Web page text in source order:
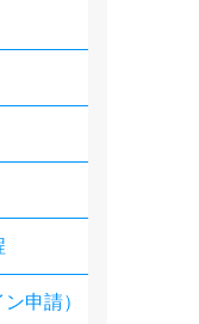
申請）